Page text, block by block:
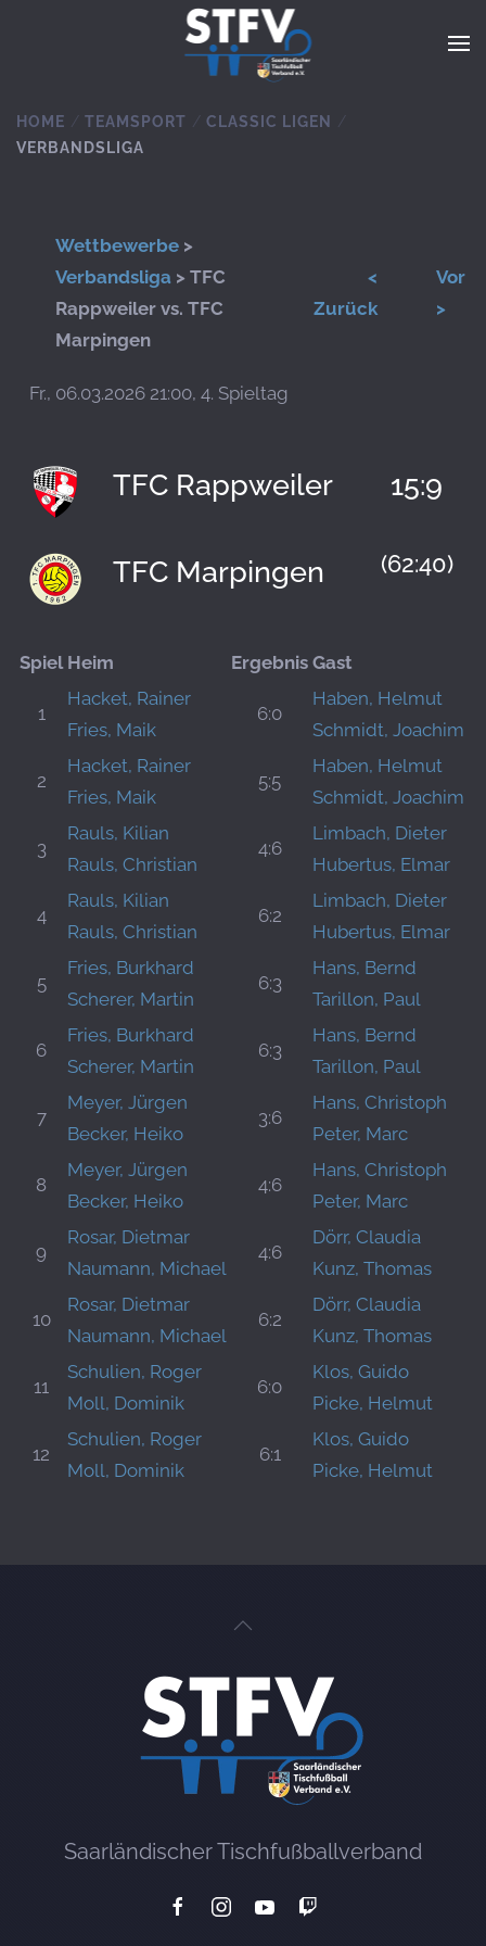
Zum Hauptinhalt springen
HOME TEAMSPORT
CLASSIC LIGEN
VERBANDSLIGA
Wettbewerbe >
Verbandsliga > TFC
Rappweiler vs. TFC
Marpingen
<
Zurück
Vor
>
Fr., 06.03.2026 21:00, 4. Spieltag
TFC Rappweiler 15:9
(62:40)
TFC Marpingen
Spiel Heim Ergebnis Gast
1
Hacket, Rainer
Fries, Maik
6:0
Haben, Helmut
Schmidt, Joachim
2
Hacket, Rainer
Fries, Maik
5:5
Haben, Helmut
Schmidt, Joachim
3
Rauls, Kilian
Rauls, Christian
4:6
Limbach, Dieter
Hubertus, Elmar
4
Rauls, Kilian
Rauls, Christian
6:2
Limbach, Dieter
Hubertus, Elmar
5
Fries, Burkhard
Scherer, Martin
6:3
Hans, Bernd
Tarillon, Paul
6
Fries, Burkhard
Scherer, Martin
6:3
Hans, Bernd
Tarillon, Paul
7
Meyer, Jürgen
Becker, Heiko
3:6
Hans, Christoph
Peter, Marc
8
Meyer, Jürgen
Becker, Heiko
4:6
Hans, Christoph
Peter, Marc
9
Rosar, Dietmar
Naumann, Michael
4:6
Dörr, Claudia
Kunz, Thomas
10
Rosar, Dietmar
Naumann, Michael
6:2
Dörr, Claudia
Kunz, Thomas
11
Schulien, Roger
Moll, Dominik
6:0
Klos, Guido
Picke, Helmut
12
Schulien, Roger
Moll, Dominik
6:1
Klos, Guido
Picke, Helmut
Saarländischer Tischfußballverband